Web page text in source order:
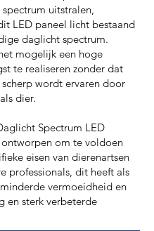
uitstralen,
LED paneel licht bestaand
daglicht spectrum.
mogelijk een hoge
te realiseren zonder dat
wordt ervaren door
dier.
Spectrum LED
ontworpen om te voldoen
eisen van dierenartsen
professionals, dit heeft als
vermoeidheid en
en sterk verbeterde